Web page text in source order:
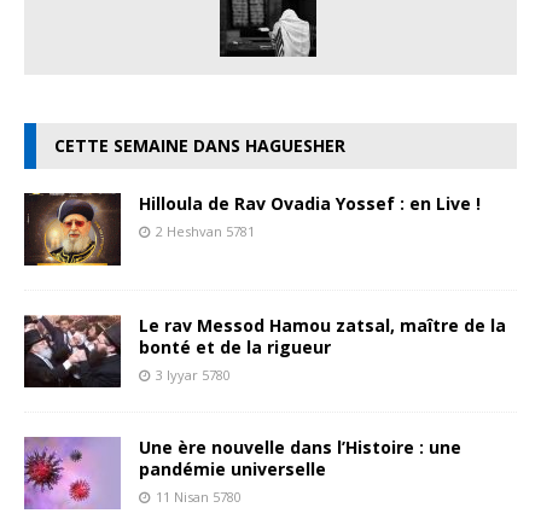
CETTE SEMAINE DANS HAGUESHER
Hilloula de Rav Ovadia Yossef : en Live !
2 Heshvan 5781
Le rav Messod Hamou zatsal, maître de la
bonté et de la rigueur
3 Iyyar 5780
Une ère nouvelle dans l’Histoire : une
pandémie universelle
11 Nisan 5780